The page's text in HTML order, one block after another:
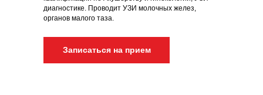
диагностике. Проводит УЗИ молочных желез,
органов малого таза.
Записаться на прием